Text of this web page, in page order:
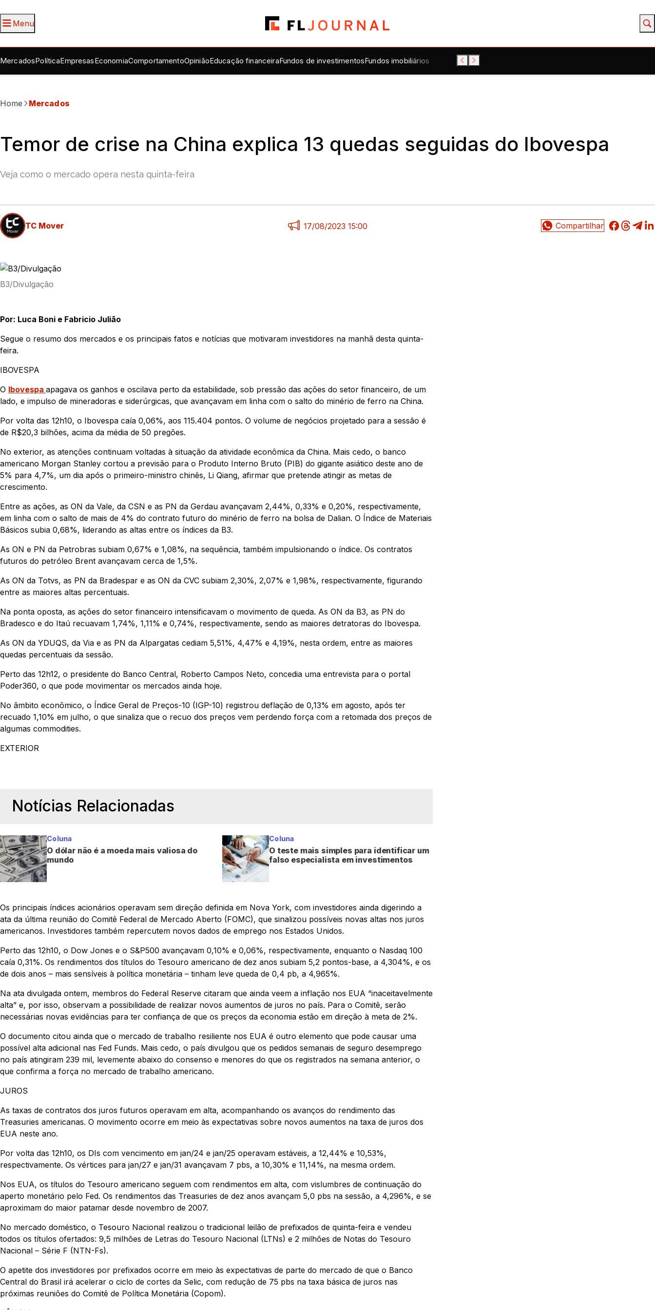
Menu
MercadosPolíticaEmpresasEconomiaComportamentoOpiniãoEducação financeiraFundos de investimentosFundos imobiliários
Home Mercados
Temor de crise na China explica 13 quedas seguidas do Ibovespa
Veja como o mercado opera nesta quinta-feira
TC Mover 17/08/2023 15:00
B3/Divulgação
Por: Luca Boni e Fabricio Julião
Segue o resumo dos mercados e os principais fatos e notícias que motivaram investidores na manhã desta quinta-
feira.
IBOVESPA
O Ibovespa apagava os ganhos e oscilava perto da estabilidade, sob pressão das ações do setor financeiro, de um
lado, e impulso de mineradoras e siderúrgicas, que avançavam em linha com o salto do minério de ferro na China.
Por volta das 12h10, o Ibovespa caía 0,06%, aos 115.404 pontos. O volume de negócios projetado para a sessão é
de R$20,3 bilhões, acima da média de 50 pregões.
No exterior, as atenções continuam voltadas à situação da atividade econômica da China. Mais cedo, o banco
americano Morgan Stanley cortou a previsão para o Produto Interno Bruto (PIB) do gigante asiático deste ano de
5% para 4,7%, um dia após o primeiro-ministro chinês, Li Qiang, afirmar que pretende atingir as metas de
crescimento.
Entre as ações, as ON da Vale, da CSN e as PN da Gerdau avançavam 2,44%, 0,33% e 0,20%, respectivamente,
em linha com o salto de mais de 4% do contrato futuro do minério de ferro na bolsa de Dalian. O Índice de Materiais
Básicos subia 0,68%, liderando as altas entre os índices da B3.
As ON e PN da Petrobras subiam 0,67% e 1,08%, na sequência, também impulsionando o índice. Os contratos
futuros do petróleo Brent avançavam cerca de 1,5%.
As ON da Totvs, as PN da Bradespar e as ON da CVC subiam 2,30%, 2,07% e 1,98%, respectivamente, figurando
entre as maiores altas percentuais.
Na ponta oposta, as ações do setor financeiro intensificavam o movimento de queda. As ON da B3, as PN do
Bradesco e do Itaú recuavam 1,74%, 1,11% e 0,74%, respectivamente, sendo as maiores detratoras do Ibovespa.
As ON da YDUQS, da Via e as PN da Alpargatas cediam 5,51%, 4,47% e 4,19%, nesta ordem, entre as maiores
quedas percentuais da sessão.
Perto das 12h12, o presidente do Banco Central, Roberto Campos Neto, concedia uma entrevista para o portal
Poder360, o que pode movimentar os mercados ainda hoje.
No âmbito econômico, o Índice Geral de Preços-10 (IGP-10) registrou deflação de 0,13% em agosto, após ter
recuado 1,10% em julho, o que sinaliza que o recuo dos preços vem perdendo força com a retomada dos preços de
algumas commodities.
EXTERIOR
Notícias Relacionadas
Coluna
O dólar não é a moeda mais valiosa do
mundo
Coluna
O teste mais simples para identificar um
falso especialista em investimentos
Os principais índices acionários operavam sem direção definida em Nova York, com investidores ainda digerindo a
ata da última reunião do Comitê Federal de Mercado Aberto (FOMC), que sinalizou possíveis novas altas nos juros
americanos. Investidores também repercutem novos dados de emprego nos Estados Unidos.
Perto das 12h10, o Dow Jones e o S&P500 avançavam 0,10% e 0,06%, respectivamente, enquanto o Nasdaq 100
caía 0,31%. Os rendimentos dos títulos do Tesouro americano de dez anos subiam 5,2 pontos-base, a 4,304%, e os
de dois anos – mais sensíveis à política monetária – tinham leve queda de 0,4 pb, a 4,965%.
Na ata divulgada ontem, membros do Federal Reserve citaram que ainda veem a inflação nos EUA “inaceitavelmente
alta” e, por isso, observam a possibilidade de realizar novos aumentos de juros no país. Para o Comitê, serão
necessárias novas evidências para ter confiança de que os preços da economia estão em direção à meta de 2%.
O documento citou ainda que o mercado de trabalho resiliente nos EUA é outro elemento que pode causar uma
possível alta adicional nas Fed Funds. Mais cedo, o país divulgou que os pedidos semanais de seguro desemprego
no país atingiram 239 mil, levemente abaixo do consenso e menores do que os registrados na semana anterior, o
que confirma a força no mercado de trabalho americano.
JUROS
As taxas de contratos dos juros futuros operavam em alta, acompanhando os avanços do rendimento das
Treasuries americanas. O movimento ocorre em meio às expectativas sobre novos aumentos na taxa de juros dos
EUA neste ano.
Por volta das 12h10, os DIs com vencimento em jan/24 e jan/25 operavam estáveis, a 12,44% e 10,53%,
respectivamente. Os vértices para jan/27 e jan/31 avançavam 7 pbs, a 10,30% e 11,14%, na mesma ordem.
Nos EUA, os títulos do Tesouro americano seguem com rendimentos em alta, com vislumbres de continuação do
aperto monetário pelo Fed. Os rendimentos das Treasuries de dez anos avançam 5,0 pbs na sessão, a 4,296%, e se
aproximam do maior patamar desde novembro de 2007.
No mercado doméstico, o Tesouro Nacional realizou o tradicional leilão de prefixados de quinta-feira e vendeu
todos os títulos ofertados: 9,5 milhões de Letras do Tesouro Nacional (LTNs) e 2 milhões de Notas do Tesouro
Nacional – Série F (NTN-Fs).
O apetite dos investidores por prefixados ocorre em meio às expectativas de parte do mercado de que o Banco
Central do Brasil irá acelerar o ciclo de cortes da Selic, com redução de 75 pbs na taxa básica de juros nas
próximas reuniões do Comitê de Política Monetária (Copom).